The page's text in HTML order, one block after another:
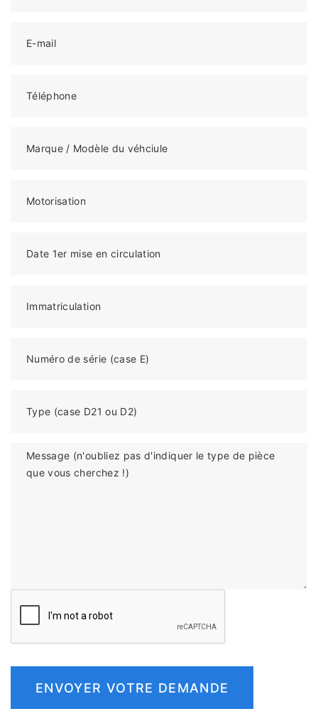
E-mail
Téléphone
Marque / Modèle du véhciule
Motorisation
Date 1er mise en circulation
Immatriculation
Numéro de série (case E)
Type (case D21 ou D2)
Message (n'oubliez pas d'indiquer le type de pièce
que vous cherchez !)
ENVOYER VOTRE DEMANDE